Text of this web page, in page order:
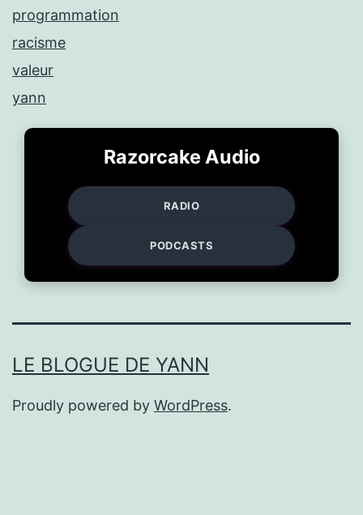
programmation
racisme
valeur
yann
Razorcake Audio
RADIO
PODCASTS
LE BLOGUE DE YANN
Proudly powered by WordPress.